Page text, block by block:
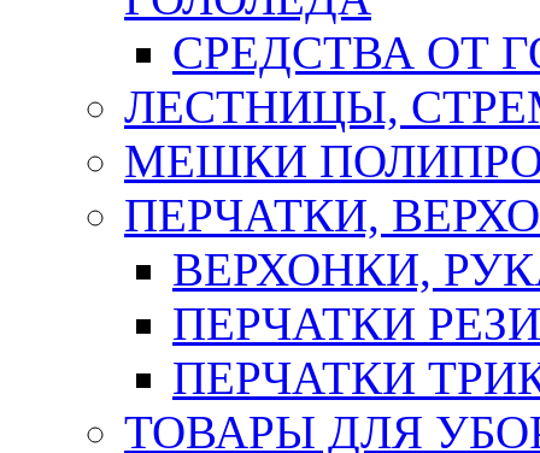
СРЕДСТВА ОТ
ЛЕСТНИЦЫ,
МЕШКИ
ПЕРЧАТКИ,
ВЕРХОНКИ,
ПЕРЧАТКИ
ПЕРЧАТКИ
ТОВАРЫ ДЛЯ